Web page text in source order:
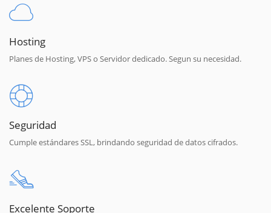
Hosting
Planes de Hosting, VPS o Servidor dedicado. Segun su necesidad.
Seguridad
Cumple estándares SSL, brindando seguridad de datos cifrados.
Excelente Soporte